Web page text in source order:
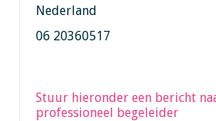
Nederland
06 20360517
Stuur hieronder een bericht
professioneel begeleider